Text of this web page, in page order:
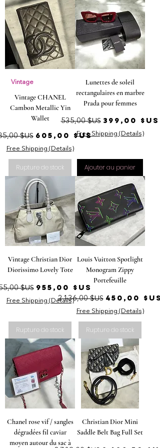
Vintage
Vintage CHANEL
Cambon Metallic Yin
Wallet
original
$US Prix promotionnel
605,00 $US
Free Shipping (Details)
Rupture de stock
Lunettes de soleil
rectangulaires en marbre
Prada pour femmes
Prix original
535,00 $US Prix
399,00 $US
Free Shipping (Details)
Ajouter au panier
Vintage Christian Dior
Diorissimo Lovely Tote
original
$US Prix promotionnel
955,00 $US
Free Shipping (Details)
Rupture de stock
Louis Vuitton Spotlight
Monogram Zippy
Portefeuille
Prix original
2 136,00 $US Prix
450,00 $US
Free Shipping (Details)
Rupture de stock
Chanel rose vif / sangles
dégradées fil caviar
moyen autour du sac à
Christian Dior Mini
Saddle Belt Bag Full Set